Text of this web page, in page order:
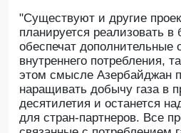
"Существуют и другие
планируется реализовать
обеспечат дополнительные
внутреннего потребления,
этом смысле Азербайджан
наращивать добычу газа в
десятилетия и останется
для стран-партнеров. Все